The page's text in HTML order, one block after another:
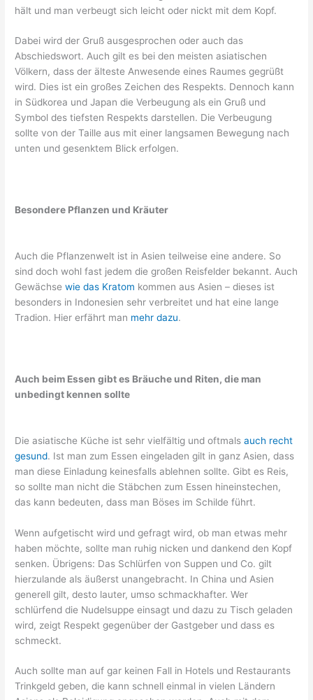
hält und man verbeugt sich leicht oder nickt mit dem Kopf.
Dabei wird der Gruß ausgesprochen oder auch das
Abschiedswort. Auch gilt es bei den meisten asiatischen
Völkern, dass der älteste Anwesende eines Raumes gegrüßt
wird. Dies ist ein großes Zeichen des Respekts. Dennoch kann
in Südkorea und Japan die Verbeugung als ein Gruß und
Symbol des tiefsten Respekts darstellen. Die Verbeugung
sollte von der Taille aus mit einer langsamen Bewegung nach
unten und gesenktem Blick erfolgen.
Besondere Pflanzen und Kräuter
Auch die Pflanzenwelt ist in Asien teilweise eine andere. So
sind doch wohl fast jedem die großen Reisfelder bekannt. Auch
Gewächsewie das Kratom kommen aus Asien – dieses ist
besonders in Indonesien sehr verbreitet und hat eine lange
Tradion. Hier erfährt man mehr dazu.
Auch beim Essen gibt es Bräuche und Riten, die man
unbedingt kennen sollte
Die asiatische Küche ist sehr vielfältig und oftmalsauch recht
gesund. Ist man zum Essen eingeladen gilt in ganz Asien, dass
man diese Einladung keinesfalls ablehnen sollte. Gibt es Reis,
so sollte man nicht die Stäbchen zum Essen hineinstechen,
das kann bedeuten, dass man Böses im Schilde führt.
Wenn aufgetischt wird und gefragt wird, ob man etwas mehr
haben möchte, sollte man ruhig nicken und dankend den Kopf
senken. Übrigens: Das Schlürfen von Suppen und Co. gilt
hierzulande als äußerst unangebracht. In China und Asien
generell gilt, desto lauter, umso schmackhafter. Wer
schlürfend die Nudelsuppe einsagt und dazu zu Tisch geladen
wird, zeigt Respekt gegenüber der Gastgeber und dass es
schmeckt.
Auch sollte man auf gar keinen Fall in Hotels und Restaurants
Trinkgeld geben, die kann schnell einmal in vielen Ländern